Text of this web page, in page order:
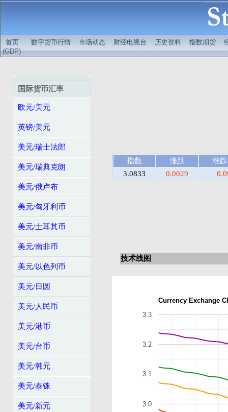
首页 数字货币行情 市场动态 财经电视台 历史资料 指数期货
(GDP)
国际货币汇率
欧元/美元
英镑/美元
美元/瑞士法郎
美元/瑞典克朗
美元/俄卢布
美元/匈牙利币
美元/土耳其币
美元/南非币
美元/以色列币
美元/日圆
美元/人民币
美元/港币
美元/台币
美元/韩元
美元/泰铢
美元/新元
指数 涨跌
涨
3.0833
0.0029
技术线图
Currency Exchange
3.0
3.1
3.2
3.3